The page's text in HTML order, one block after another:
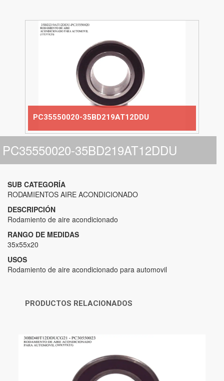
PC35550020-35BD219AT12DDU
PC35550020-35BD219AT12DDU
SUB CATEGORÍA
RODAMIENTOS AIRE ACONDICIONADO
DESCRIPCIÓN
Rodamiento de aire acondicionado
RANGO DE MEDIDAS
35x55x20
USOS
Rodamiento de aire acondicionado para automovil
PRODUCTOS RELACIONADOS